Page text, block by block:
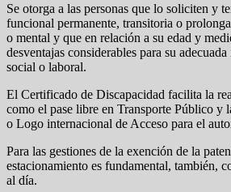
Se otorga a las personas que lo soliciten y
funcional permanente, transitoria o
o mental y que en relación a su edad y
desventajas considerables para su
social o laboral.
El Certificado de Discapacidad facilita la
como el pase libre en Transporte Público y
o Logo internacional de Acceso para el
Para las gestiones de la exención de la
estacionamiento es fundamental, también,
al día.